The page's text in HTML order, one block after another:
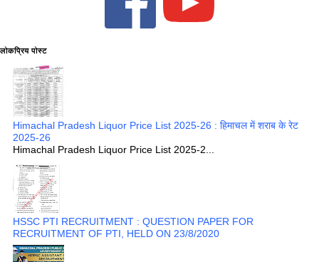
लोकप्रिय पोस्ट
Himachal Pradesh Liquor Price List 2025-26 : हिमाचल में शराब के रेट
2025-26
Himachal Pradesh Liquor Price List 2025-2...
HSSC PTI RECRUITMENT : QUESTION PAPER FOR
RECRUITMENT OF PTI, HELD ON 23/8/2020